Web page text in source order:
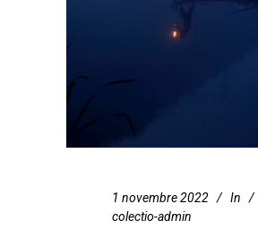
1 novembre 2022 In
colectio-admin